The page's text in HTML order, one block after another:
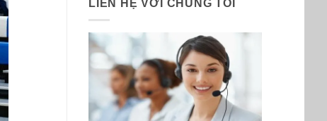
LIÊN HỆ VỚI CHÚNG TÔI